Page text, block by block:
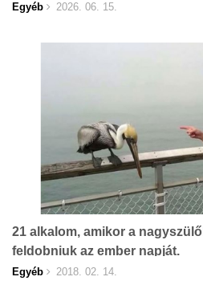
Egyéb 2026. 06. 15.
21 alkalom, amikor a
feldobniuk az ember napját.
Egyéb 2018. 02. 14.